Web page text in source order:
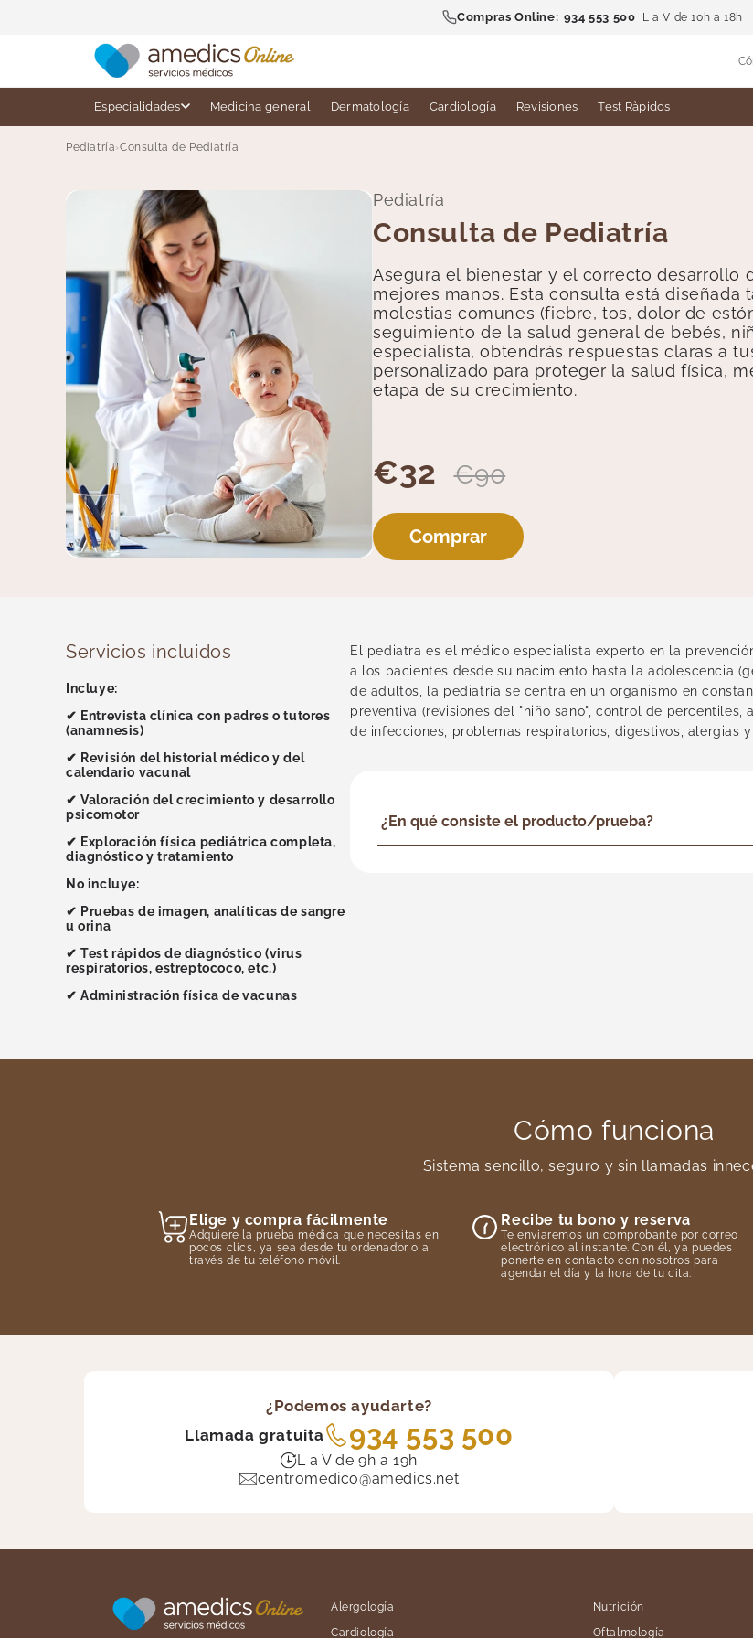
Compras Online: 934 553 500 L a V de 10h a 18h
Especialidades Medicina general Dermatología Cardiología Revisiones Test Ràpidos
Pediatría›Consulta de Pediatría
Pediatría
Consulta de Pediatría
Asegura el bienestar y el correcto desarrollo
mejores manos. Esta consulta está
molestias comunes (fiebre, tos, dolor de
seguimiento de la salud general de bebés,
especialista, obtendrás respuestas claras a
personalizado para proteger la salud física,
etapa de su crecimiento.
€32 €90
Comprar
Servicios incluidos
Incluye:
✔ Entrevista clínica con padres o tutores
(anamnesis)
✔ Revisión del historial médico y del
calendario vacunal
✔ Valoración del crecimiento y desarrollo
psicomotor
✔ Exploración física pediátrica completa,
diagnóstico y tratamiento
No incluye:
✔ Pruebas de imagen, analíticas de sangre
u orina
✔ Test rápidos de diagnóstico (virus
respiratorios, estreptococo, etc.)
✔ Administración física de vacunas
El pediatra es el médico especialista experto en la
a los pacientes desde su nacimiento hasta la adolescencia
de adultos, la pediatría se centra en un organismo en
preventiva (revisiones del "niño sano", control de
de infecciones, problemas respiratorios, digestivos, alergias
¿En qué consiste el producto/prueba?
Cómo funciona
Sistema sencillo, seguro y sin llamadas
Elige y compra fácilmente
Adquiere la prueba médica que necesitas en
pocos clics, ya sea desde tu ordenador o a
través de tu teléfono móvil.
Recibe tu bono y reserva
Te enviaremos un comprobante por correo
electrónico al instante. Con él, ya puedes
ponerte en contacto con nosotros para
agendar el día y la hora de tu cita.
¿Podemos ayudarte?
Llamada gratuita
934 553 500
L a V de 9h a 19h
centromedico@amedics.net
Alergología
Cardiología
Nutrición
Oftalmología